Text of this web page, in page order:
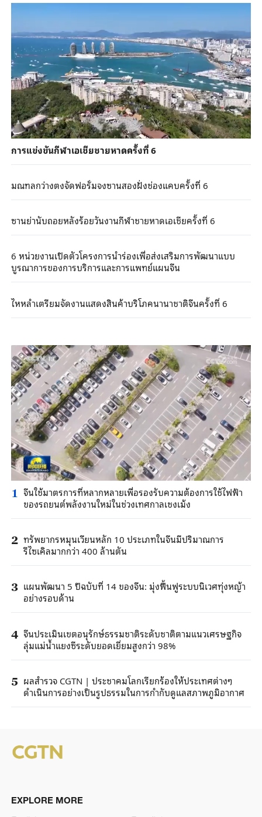
การแข่งขันกีฬาเอเชียชายหาดครั้งที่ 6
มณฑลกว่างตงจัดฟอรั่มจงซานสองฝั่งช่องแคบครั้งที่ 6
ซานย่านับถอยหลังร้อยวันงานกีฬาชายหาดเอเชียครั้งที่ 6
6 หน่วยงานเปิดตัวโครงการนำร่องเพื่อส่งเสริมการพัฒนาแบบ
บูรณาการของการบริการและการแพทย์แผนจีน
ไหหลำเตรียมจัดงานแสดงสินค้าบริโภคนานาชาติจีนครั้งที่ 6
1 จีนใช้มาตรการที่หลากหลายเพื่อรองรับความต้องการใช้ไฟฟ้า
ของรถยนต์พลังงานใหม่ในช่วงเทศกาลเชงเม้ง
2 ทรัพยากรหมุนเวียนหลัก 10 ประเภทในจีนมีปริมาณการ
รีไซเคิลมากกว่า 400 ล้านตัน
3 แผนพัฒนา 5 ปีฉบับที่ 14 ของจีน: มุ่งฟื้นฟูระบบนิเวศทุ่งหญ้า
อย่างรอบด้าน
4 จีนประเมินเขตอนุรักษ์ธรรมชาติระดับชาติตามแนวเศรษฐกิจ
ลุ่มแม่น้ำแยงซีระดับยอดเยี่ยมสูงกว่า 98%
5 ผลสำรวจ CGTN | ประชาคมโลกเรียกร้องให้ประเทศต่างๆ
ดำเนินการอย่างเป็นรูปธรรมในการกำกับดูแลสภาพภูมิอากาศ
EXPLORE MORE